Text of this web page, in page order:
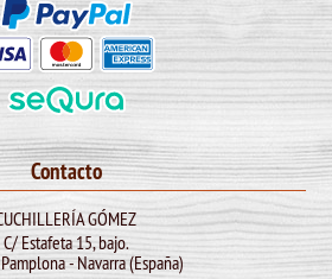
Contacto
GÓMEZ
C/ Estafeta 15, bajo.
- Navarra (España)